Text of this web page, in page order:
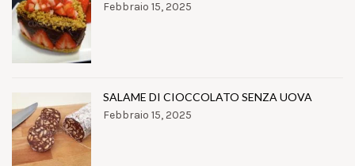
Febbraio 15, 2025
SALAME DI CIOCCOLATO SENZA UOVA
Febbraio 15, 2025